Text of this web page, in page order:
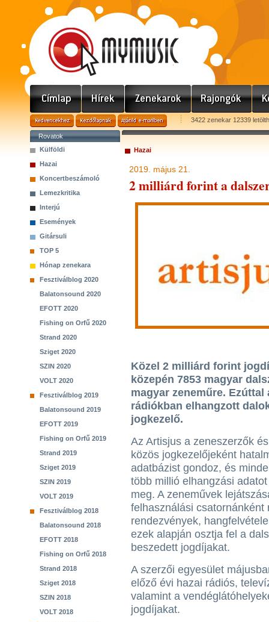
3422 zenekar 12339
Rovatok
Külföldi
Hazai
Koncertbeszámoló
Lemezkritika
Interjú
Események
Gitársuli
TOP 5
Hónap zenekara
Fesztiválblog 2020
Balatonsound 2020
EFOTT 2020
Fishing on Orfű 2020
Strand 2020
Sziget 2020
SZIN 2020
VOLT 2020
Fesztiválblog 2019
Balatonsound 2019
EFOTT 2019
Fishing on Orfű 2019
Strand 2019
Sziget 2019
SZIN 2019
VOLT 2019
Fesztiválblog 2018
Balatonsound 2018
EFOTT 2018
Fishing on Orfű 2018
Strand 2018
Sziget 2018
SZIN 2018
VOLT 2018
Hazai
2019. május 21.
2 milliárd forint a
Közel 2 milliárd forint
közepén 7853 magyar
magyar zeneműre.
rádiókban elhangzott
jogkezelő.
Az Artisjus a zeneszerzők
közös jogkezelőjeként
adatbázist gondoz, és
több millió elhangzási
meg. A zeneművek
felhasználási
rendezvények,
ezek alapján osztja fel a
beszedett jogdíjakat.
A szerzői egyesület
előző évi hazai rádiós,
valamint a
jogdíjakat.